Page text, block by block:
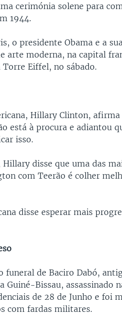
cerimónia solene para
1944.
o presidente Obama e a
arte moderna, na capital
Eiffel, no sábado.
Hillary Clinton,
está à procura e adiantou
isso.
disse que uma das
com Teerão é colher
disse esperar mais
funeral de Baciro Dabó,
Bissau, assassinado
de 28 de Junho e foi
com fardas militares.